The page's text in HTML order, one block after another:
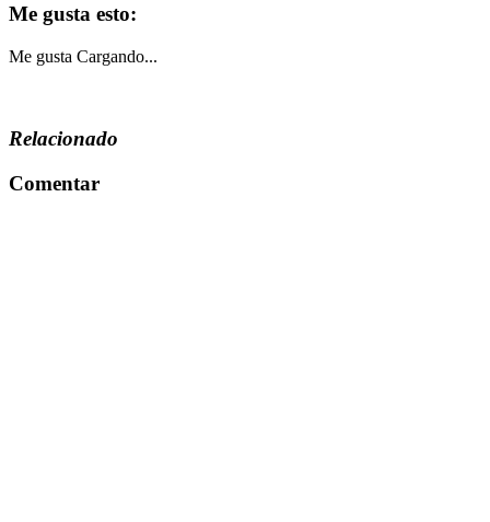
Me gusta esto:
Me gusta Cargando...
Relacionado
Comentar